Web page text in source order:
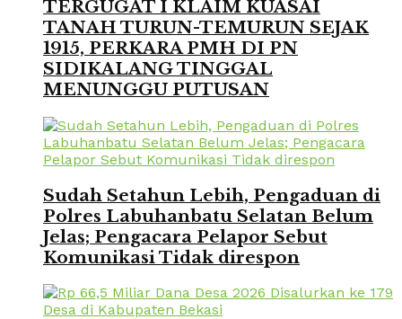
TERGUGAT I KLAIM KUASAI
TANAH TURUN-TEMURUN SEJAK
1915, PERKARA PMH DI PN
SIDIKALANG TINGGAL
MENUNGGU PUTUSAN
Sudah Setahun Lebih, Pengaduan di
Polres Labuhanbatu Selatan Belum
Jelas; Pengacara Pelapor Sebut
Komunikasi Tidak direspon